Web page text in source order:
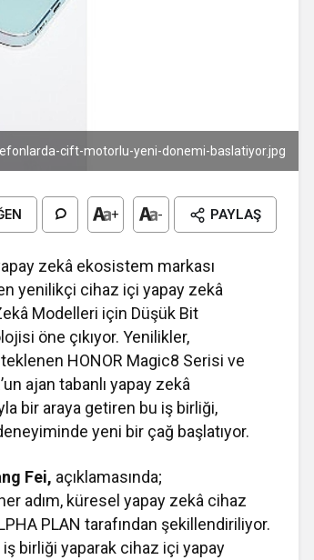
cift-motorlu-yeni-donemi-baslatiyor.jpg
+ - PAYLAŞ
zekâ ekosistem markası
yenilikçi cihaz içi yapay zekâ
Modelleri için Düşük Bit
öne çıkıyor. Yenilikler,
HONOR Magic8 Serisi ve
ajan tabanlı yapay zekâ
bir araya getiren bu iş birliği,
yeni bir çağ başlatıyor.
Fei, açıklamasında;
adım, küresel yapay zekâ cihaz
PLAN tarafından şekillendiriliyor.
birliği yaparak cihaz içi yapay